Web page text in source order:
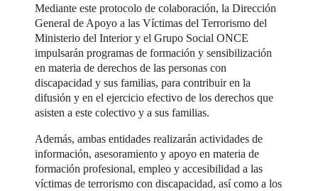
Mediante este protocolo de colaboración, la Dirección
General de Apoyo a las Víctimas del Terrorismo del
Ministerio del Interior y el Grupo Social ONCE
impulsarán programas de formación y sensibilización
en materia de derechos de las personas con
discapacidad y sus familias, para contribuir en la
difusión y en el ejercicio efectivo de los derechos que
asisten a este colectivo y a sus familias.
Además, ambas entidades realizarán actividades de
información, asesoramiento y apoyo en materia de
formación profesional, empleo y accesibilidad a las
víctimas de terrorismo con discapacidad, así como a los